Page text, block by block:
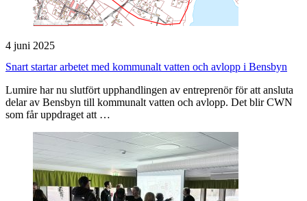
4 juni 2025
Snart startar arbetet med kommunalt vatten och avlopp i Bensbyn
Lumire har nu slutfört upphandlingen av entreprenör för att ansluta
delar av Bensbyn till kommunalt vatten och avlopp. Det blir CWN
som får uppdraget att …